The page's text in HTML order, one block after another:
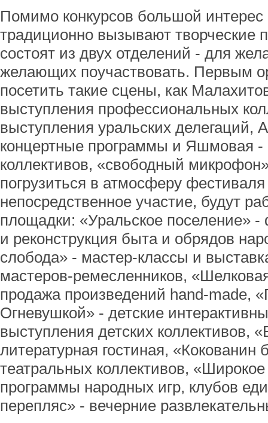
Помимо конкурсов большой интерес
традиционно вызывают творческие
состоят из двух отделений - для
желающих поучаствовать. Первым
посетить такие сцены, как
выступления профессиональных
выступления уральских делегаций,
концертные программы и Яшмовая
коллективов, «свободный
погрузиться в атмосферу
непосредственное участие, будут
площадки: «Уральское поселение»
и реконструкция быта и обрядов
слобода» - мастер-классы и
мастеров-ремесленников,
продажа произведений hand-made,
Огневушкой» - детские
выступления детских коллективов,
литературная гостиная, «Кокованин
театральных коллективов,
программы народных игр, клубов
перепляс» - вечерние